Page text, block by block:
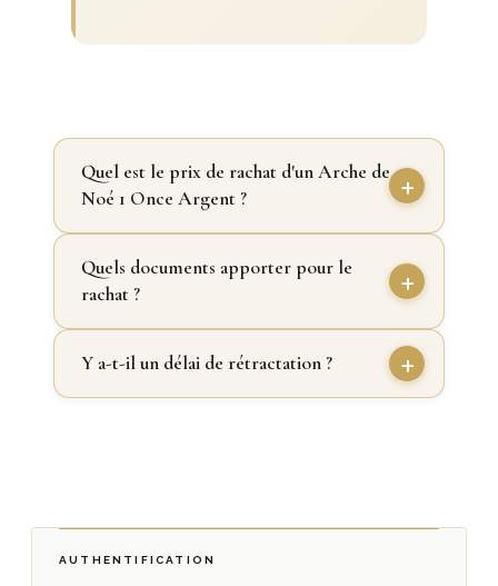
Quel est le prix de rachat d'un Arche de
Noé 1 Once Argent ?
Quels documents apporter pour le
rachat ?
Y a-t-il un délai de rétractation ?
AUTHENTIFICATION